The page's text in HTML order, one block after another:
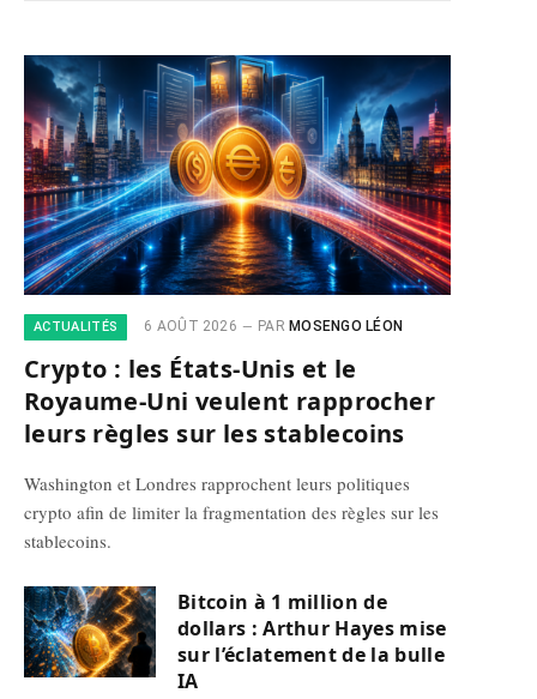
ACTUALITÉS 6 AOÛT 2026 PAR MOSENGO LÉON
Crypto : les États-Unis et le
Royaume-Uni veulent rapprocher
leurs règles sur les stablecoins
Washington et Londres rapprochent leurs politiques
crypto afin de limiter la fragmentation des règles sur les
stablecoins.
Bitcoin à 1 million de
dollars : Arthur Hayes mise
sur l’éclatement de la bulle
IA